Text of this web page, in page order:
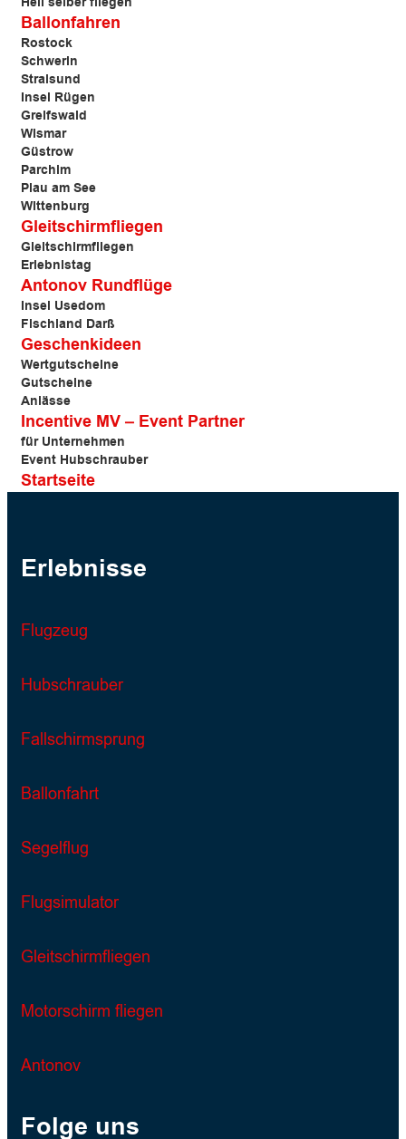
Ballonfahren
Rostock
Schwerin
Stralsund
Insel Rügen
Greifswald
Wismar
Güstrow
Parchim
Plau am See
Wittenburg
Gleitschirmfliegen
Gleitschirmfliegen
Erlebnistag
Antonov Rundflüge
Insel Usedom
Fischland Darß
Geschenkideen
Wertgutscheine
Gutscheine
Anlässe
Incentive MV – Event Partner
für Unternehmen
Event Hubschrauber
Startseite
Erlebnisse
Flugzeug
Hubschrauber
Fallschirmsprung
Ballonfahrt
Segelflug
Flugsimulator
Gleitschirmfliegen
Motorschirm fliegen
Antonov
Folge uns